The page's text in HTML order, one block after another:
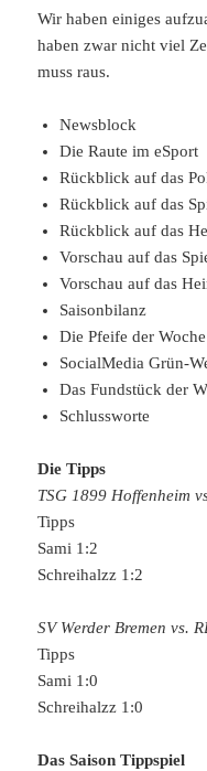
Wir haben einiges
haben zwar nicht viel
muss raus.
Newsblock
Die Raute im eSport
Rückblick auf das
Rückblick auf das
Rückblick auf das
Vorschau auf das
Vorschau auf das
Saisonbilanz
Die Pfeife der Woche
SocialMedia Grün-
Das Fundstück der
Schlussworte
Die Tipps
TSG 1899 Hoffenheim
Tipps
Sami 1:2
Schreihalzz 1:2
SV Werder Bremen vs.
Tipps
Sami 1:0
Schreihalzz 1:0
Das Saison Tippspiel